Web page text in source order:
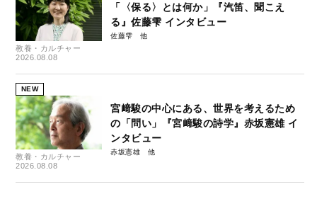
教養・カルチャー
2026.08.08
「〈保る〉とは何か」『汽笛、聞こえ
る』佐藤雫 インタビュー
佐藤雫
NEW
教養・カルチャー
2026.08.08
宮﨑駿の中心にある、世界を考えるため
の「問い」『宮﨑駿の詩学』赤坂憲雄 イ
ンタビュー
赤坂憲雄